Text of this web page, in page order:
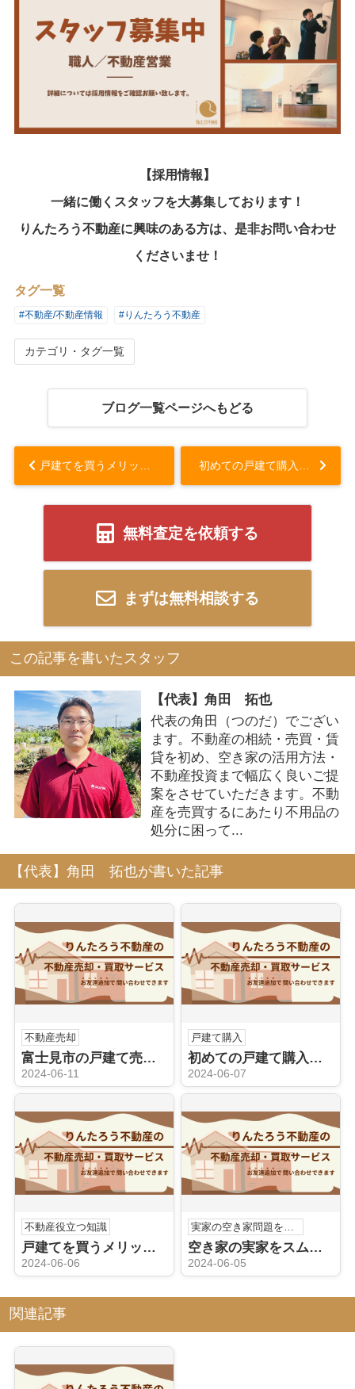
【採用情報】
一緒に働くスタッフを大募集しております！
りんたろう不動産に興味のある方は、是非お問い合わせ
くださいませ！
タグ一覧
#不動産/不動産情報 #りんたろう不動産
カテゴリ・タグ一覧
ブログ一覧ページへもどる
無料査定を依頼する
まずは無料相談する
この記事を書いたスタッフ
【代表】角田 拓也
代表の角田（つのだ）でござい
ます。不動産の相続・売買・賃
貸を初め、空き家の活用方法・
不動産投資まで幅広く良いご提
案をさせていただきます。不動
産を売買するにあたり不用品の
処分に困って...
【代表】角田 拓也が書いた記事
不動産売却
富士見市の戸建て売却はりんたろう不動産にお任せ下さい
2024-06-11
戸建て購入
初めての戸建て購入は「りんたろう不動産」で安心！
2024-06-07
不動産役立つ知識
戸建てを買うメリットとは？プライバシー確保から資産価値まで
2024-06-06
空き家の実家をスムーズに売る方法｜準備から契約まで
2024-06-05
関連記事